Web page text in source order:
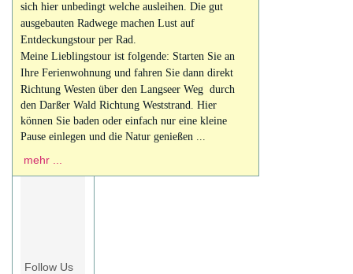
sich hier unbedingt welche ausleihen. Die gut
ausgebauten Radwege machen Lust auf
Entdeckungstour per Rad.
Meine Lieblingstour ist folgende: Starten Sie an
Ihre Ferienwohnung und fahren Sie dann direkt
Richtung Westen über den Langseer Weg durch
den Darßer Wald Richtung Weststrand. Hier
können Sie baden oder einfach nur eine kleine
Pause einlegen und die Natur genießen ...
mehr ...
Follow Us